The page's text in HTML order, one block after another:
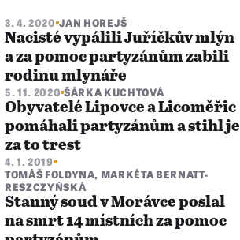
3. 4. 2020 JAN HOREJŠ
Nacisté vypálili Juříčkův mlýn
a za pomoc partyzánům zabili
rodinu mlynáře
5. 11. 2020 ŠÁRKA KUCHTOVÁ
Obyvatelé Lipovce a Licoměřic
pomáhali partyzánům a stihl je
za to trest
4. 1. 2019
TOMÁŠ FOLDYNA, MARKÉTA BERNATT-
RESZCZYŃSKÁ
Stanný soud v Morávce poslal
na smrt 14 místních za pomoc